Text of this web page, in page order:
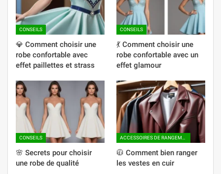
CONSEILS
💎 Comment choisir une
robe confortable avec
effet paillettes et strass
CONSEILS
💃 Comment choisir une
robe confortable avec un
effet glamour
CONSEILS
🌸 Secrets pour choisir
une robe de qualité
🧥 Comment bien ranger
les vestes en cuir